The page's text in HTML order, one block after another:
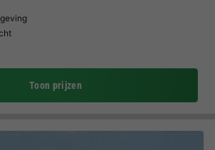
Toon prijzen